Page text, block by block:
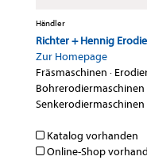
Händler
Richter + Hennig
Zur Homepage
Fräsmaschinen ·
Bohrerodiermaschinen
Senkerodiermaschinen
Katalog vorhanden
Online-Shop